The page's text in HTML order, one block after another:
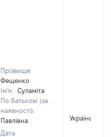
Прізвище:
Фещенко
Ім'я:
Суламіта
По батькові (за
наявності):
Павлівна
Дата
Україна